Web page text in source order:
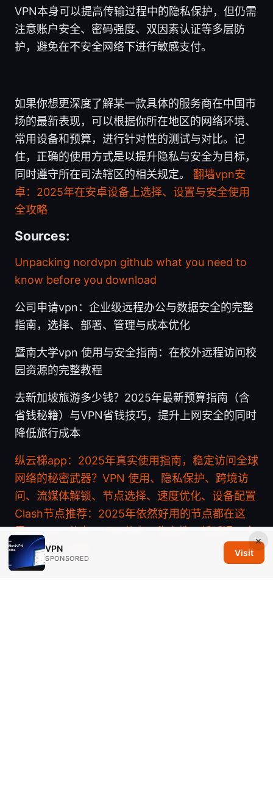
VPN本身可以提高传输过程中的隐私保护，但仍需
注意账户安全、密码强度、双因素认证等多层防
护，避免在不安全网络下进行敏感支付。
如果你想更深度了解某一款具体的服务商在中国市
场的最新表现，可以根据你所在地区的网络环境、
常用设备和预算，进行针对性的测试与对比。记
住，正确的使用方式是以提升隐私与安全为目标，
同时遵守所在司法辖区的相关规定。 翻墙vpn安
卓：2025年在安卓设备上选择、设置与安全使用
全攻略
Sources:
Unpacking nordvpn github what you need to
know before you download
公司申请vpn：企业级远程办公与数据安全的完整
指南，选择、部署、管理与成本优化
暨南大学vpn 使用与安全指南：在校外远程访问校
园资源的完整教程
去新加坡旅游多少钱？2025年最新预算指南（含
省钱秘籍）与VPN省钱技巧，提升上网安全的同时
降低旅行成本
纵云梯app：2025年真实使用指南，稳定访问全球
网络的秘密武器？VPN 使用、隐私保护、跨境访
问、流媒体解锁、节点选择、速度优化、设备配置
Clash节点推荐：2025年依然好用的节点都在这
里！Clash 节点、VPN节点、稳定性、低延迟、全
球覆盖、订阅源
×
VPN
SPONSORED
Visit